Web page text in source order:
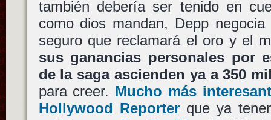
también debería ser tenido en
como dios mandan, Depp
seguro que reclamará el oro y el
sus ganancias personales por
de la saga ascienden ya a 350
para creer. Mucho más
Hollywood Reporterque ya